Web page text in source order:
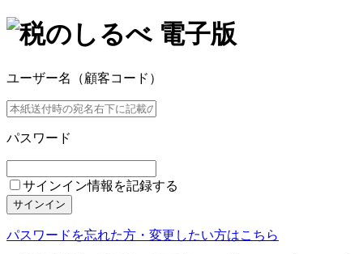
ユーザー名（顧客コード）
パスワード
サインイン情報を記録する
サインイン
パスワードを忘れた方・変更したい方はこちら